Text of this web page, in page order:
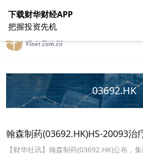
在线客服 关于我们
03692.HK
翰森制药(03692.HK)HS-20093治
究达主要终点
【财华社讯】翰森制药(03692.HK)公布，
下载财华财经APP
把握投资先机